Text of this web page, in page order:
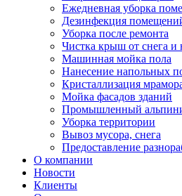
Ежедневная уборка
Дезинфекция
Уборка после ремонта
Чистка крыш от снега и
Машинная мойка пола
Нанесение напольных
Кристаллизация
Мойка фасадов зданий
Промышленный
Уборка территории
Вывоз мусора, снега
Предоставление
О компании
Новости
Клиенты